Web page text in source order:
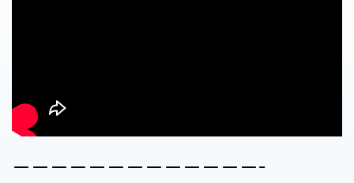
—————————————-